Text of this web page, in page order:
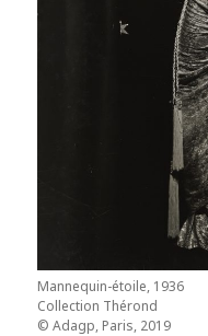
Mannequin-étoile, 1936
Collection Thérond
© Adagp, Paris, 2019